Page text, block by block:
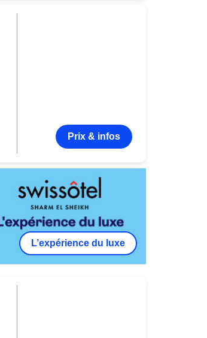
Prix & infos
L’expérience du luxe